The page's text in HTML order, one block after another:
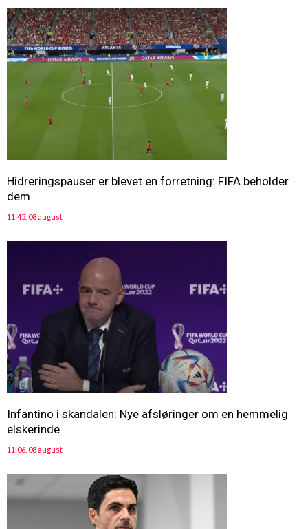
Hidreringspauser er blevet en forretning: FIFA beholder
dem
11:45, 08 august
Infantino i skandalen: Nye afsløringer om en hemmelig
elskerinde
11:06, 08 august